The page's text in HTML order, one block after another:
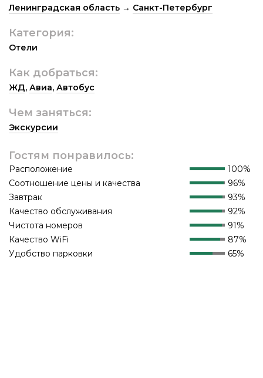
Ленинградская область → Санкт-Петербург
Категория:
Отели
Как добраться:
ЖД, Авиа, Автобус
Чем заняться:
Экскурсии
Гостям понравилось:
Расположение
100%
Соотношение цены и качества
96%
Завтрак
93%
Качество обслуживания
92%
Чистота номеров
91%
Качество WiFi
87%
Удобство парковки
65%